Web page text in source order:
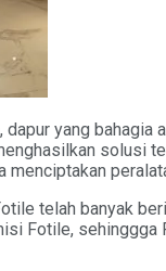
yang
telah banyak
Fotile,